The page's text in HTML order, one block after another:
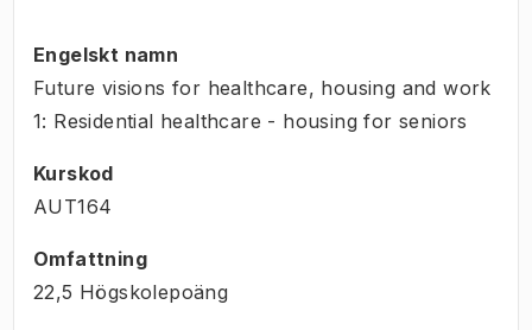
Engelskt namn
Future visions for healthcare, housing and work
1: Residential healthcare - housing for seniors
Kurskod
AUT164
Omfattning
22,5 Högskolepoäng